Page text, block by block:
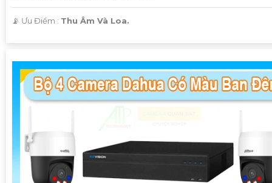
️📡 Ưu Điểm : Thu Âm Và Loa.